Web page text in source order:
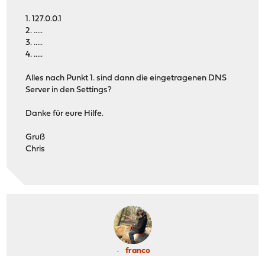
1. 127.0.0.1
2. .....
3. .....
4. .....
Alles nach Punkt 1. sind dann die eingetragenen DNS
Server in den Settings?
Danke für eure Hilfe.
Gruß
Chris
franco